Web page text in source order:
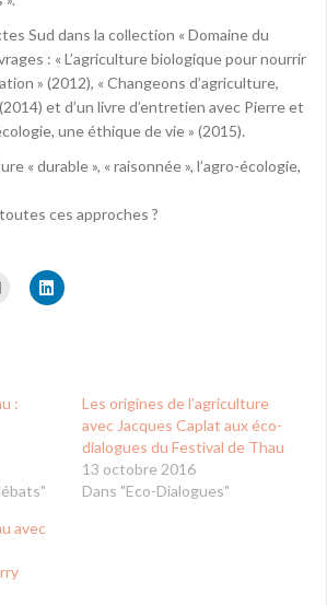
Sud dans la collection « Domaine du
: « L’agriculture biologique pour nourrir
» (2012), « Changeons d’agriculture,
et d’un livre d’entretien avec Pierre et
une éthique de vie » (2015).
« durable », « raisonnée », l’agro-écologie,
ces approches ?
:
Les origines de l’agriculture
avec Jacques Caplat aux éco-
dialogues du Festival de Thau
13 octobre 2016
Dans "Eco-Dialogues"
avec